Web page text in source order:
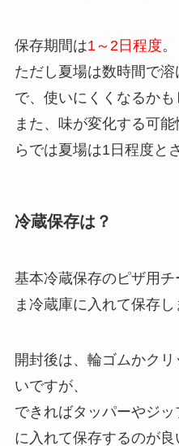
保存期間は1～2日程度。
ただし夏場は数時間で
で、使いにくくなるかも
また、味が変化する可
らでは夏場は1日程度と
冷蔵保存は？
基本冷蔵保存のピザ用
ま冷蔵庫に入れて保存し
開封後は、輪ゴムかク
いですが、
できればタッパーやジ
に入れて保存するのが良